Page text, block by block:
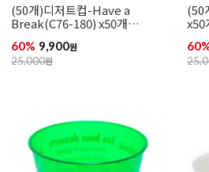
(50개)디저트컵-Have a
Break(C76-180) x50개
60% 9,900원
25,000원
(50
x50